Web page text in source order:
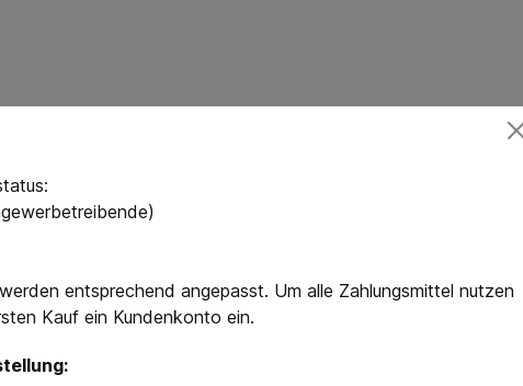
Kontaktdaten: +49 2272-409290, info@alpha-tex.de
oder eine falsche Größe die Schutzwirkung und
dar, insbesondere wenn der Beutel unsachgemäß
entsprechend angepasst. Um alle Zahlungsmittel nutzen
Kauf ein Kundenkonto ein.